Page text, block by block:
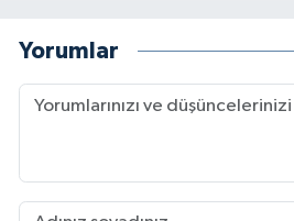
Yorumlar